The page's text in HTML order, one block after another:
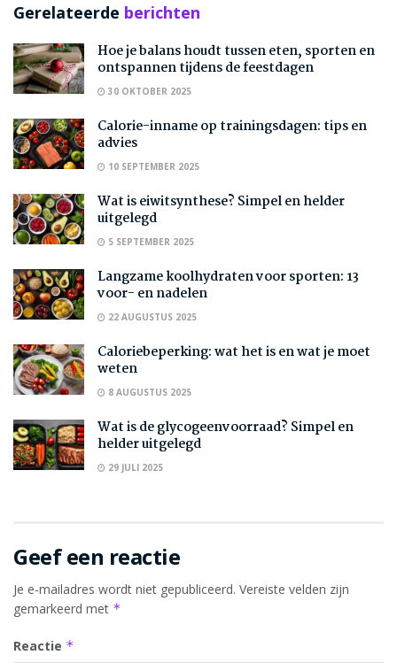
Gerelateerde berichten
Hoe je balans houdt tussen eten, sporten en
ontspannen tijdens de feestdagen
30 OKTOBER 2025
Calorie-inname op trainingsdagen: tips en
advies
10 SEPTEMBER 2025
Wat is eiwitsynthese? Simpel en helder
uitgelegd
5 SEPTEMBER 2025
Langzame koolhydraten voor sporten: 13
voor- en nadelen
22 AUGUSTUS 2025
Caloriebeperking: wat het is en wat je moet
weten
8 AUGUSTUS 2025
Wat is de glycogeenvoorraad? Simpel en
helder uitgelegd
29 JULI 2025
Geef een reactie
Je e-mailadres wordt niet gepubliceerd. Vereiste velden zijn
gemarkeerd met *
Reactie *